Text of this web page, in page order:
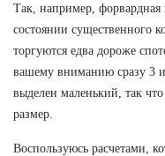
Так, например, форвардная
состоянии существенного
торгуются едва дороже
вашему вниманию сразу 3
выделен маленький, так
размер.
Воспользуюсь расчетами,